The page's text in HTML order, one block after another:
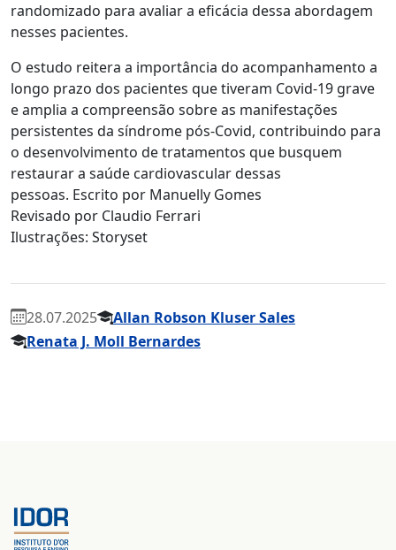
randomizado para avaliar a eficácia dessa abordagem
nesses pacientes.
O estudo reitera a importância do acompanhamento a
longo prazo dos pacientes que tiveram Covid-19 grave
e amplia a compreensão sobre as manifestações
persistentes da síndrome pós-Covid, contribuindo para
o desenvolvimento de tratamentos que busquem
restaurar a saúde cardiovascular dessas
pessoas. Escrito por Manuelly Gomes
Revisado por Claudio Ferrari
Ilustrações: Storyset
28.07.2025
Allan Robson Kluser Sales
Renata J. Moll Bernardes